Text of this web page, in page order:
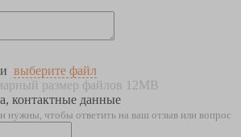
выберите файл
размер файлов 12MB
контактные данные
нужны, чтобы ответить на ваш отзыв или вопрос